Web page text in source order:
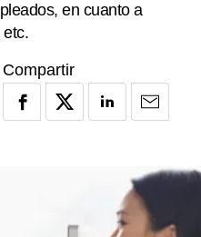
en cuanto a
etc.
Compartir